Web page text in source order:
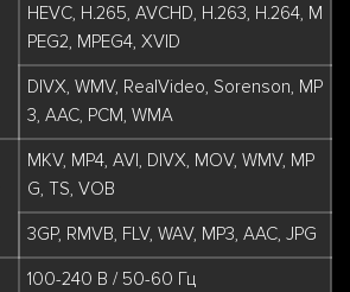
HEVC, H.265, AVCHD, H.263, H.264, M
PEG2, MPEG4, XVID
DIVX, WMV, RealVideo, Sorenson, MP
3, AAC, PCM, WMA
MKV, MP4, AVI, DIVX, MOV, WMV, MP
G, TS, VOB
3GP, RMVB, FLV, WAV, MP3, AAC, JPG
100-240 В / 50-60 Гц